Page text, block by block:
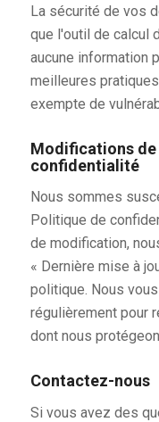
La sécurité de vos
que l'outil de calcul
aucune information
meilleures
exempte de
Modifications
confidentialité
Nous sommes
Politique de
de modification,
« Dernière mise à
politique. Nous
régulièrement pour
dont nous
Contactez-nous
Si vous avez des